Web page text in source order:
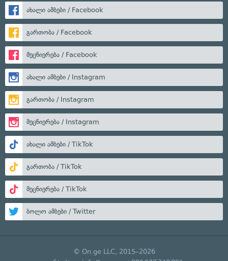
ახალი ამბები / Facebook
გართობა / Facebook
მეცნიერება / Facebook
ახალი ამბები / Instagram
გართობა / Instagram
მეცნიერება / Instagram
ახალი ამბები / TikTok
გართობა / TikTok
მეცნიერება / TikTok
ბოლო ამბები / Twitter
© On.ge LLC, 2015–2026